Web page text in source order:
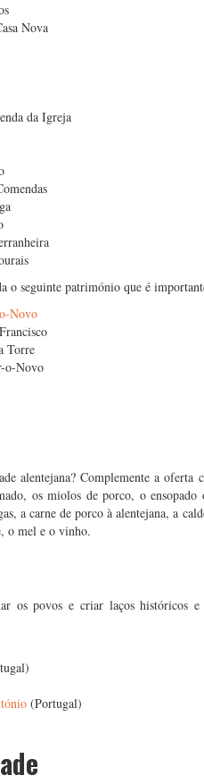
Nova
da Igreja
o seguinte património que é
Novo
Torre
o-Novo
alentejana? Complemente a
os miolos de porco, o
a carne de porco à alentejana, a
o mel e o vinho.
os povos e criar laços históricos
(Portugal)